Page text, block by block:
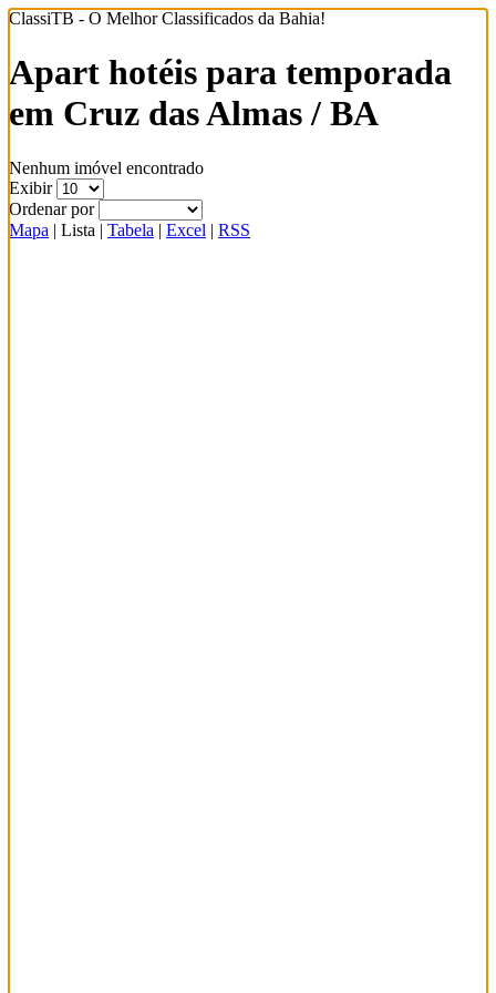
ClassiTB - O Melhor Classificados da Bahia!
Apart hotéis para temporada
em Cruz das Almas / BA
Nenhum imóvel encontrado
Exibir
Ordenar por
Mapa | Lista | Tabela | Excel | RSS